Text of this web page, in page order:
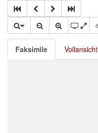
Faksimile Vollansicht